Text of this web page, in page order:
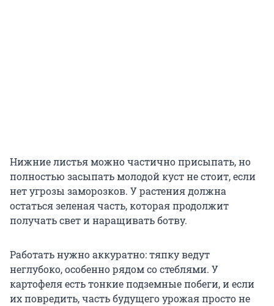
Нижние листья можно частично присыпать, но
полностью засыпать молодой куст не стоит, если
нет угрозы заморозков. У растения должна
остаться зеленая часть, которая продолжит
получать свет и наращивать ботву.
Работать нужно аккуратно: тяпку ведут
неглубоко, особенно рядом со стеблями. У
картофеля есть тонкие подземные побеги, и если
их повредить, часть будущего урожая просто не